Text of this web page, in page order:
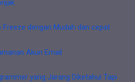
dengan Mudah dan cepat
Akun Email
yang Jarang Diketahui Tapi